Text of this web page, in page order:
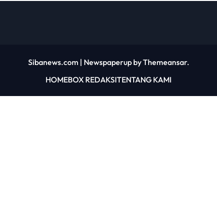
Sibanews.com | NewspaperupbyThemeansar.
HOMEBOX REDAKSITENTANG KAMI